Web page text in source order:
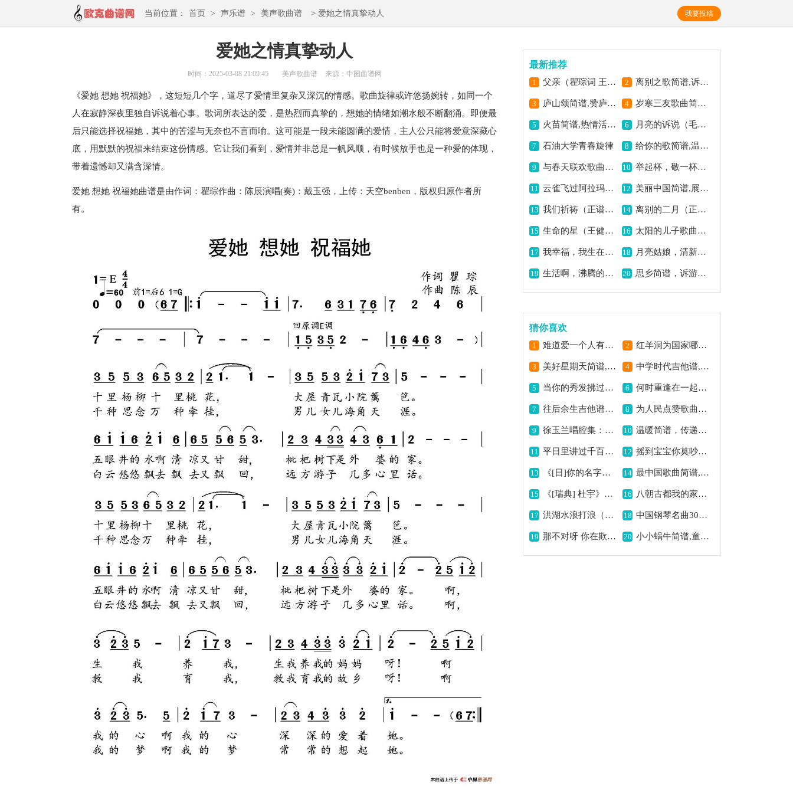
当前位置： 首页 > 声乐谱 > 美声歌曲谱 > 爱她之情真挚动人 我要投稿
爱她之情真挚动人
时间：2025-03-08 21:09:45 美声歌曲谱 来源：中国曲谱网
《爱她 想她 祝福她》，这短短几个字，道尽了爱情里复杂又深沉的情感。歌曲旋律或许悠扬婉转，如同一个
人在寂静深夜里独自诉说着心事。歌词所表达的爱，是热烈而真挚的，想她的情绪如潮水般不断翻涌。即便最
后只能选择祝福她，其中的苦涩与无奈也不言而喻。这可能是一段未能圆满的爱情，主人公只能将爱意深藏心
底，用默默的祝福来结束这份情感。它让我们看到，爱情并非总是一帆风顺，有时候放手也是一种爱的体现，
带着遗憾却又满含深情。
爱她 想她 祝福她曲谱是由作词：瞿琮作曲：陈辰演唱(奏)：戴玉强，上传：天空benben，版权归原作者所
有。
最新推荐
1 父亲（瞿琮词 王胜利曲）歌曲简谱,诠释深沉父爱 2 离别之歌简谱,诉屈原离愁
3 庐山颂简谱,赞庐山之壮美 4 岁寒三友歌曲简谱,展现高洁意境
5 火苗简谱,热情活力之曲 6 月亮的诉说（毛世华词 周思阳曲）歌曲简谱,倾诉月色之情怀
7 石油大学青春旋律 8 给你的歌简谱,温暖情谊之曲
9 与春天联欢歌曲简谱,畅享春日欢歌 10 举起杯，敬一杯歌曲简谱,举杯敬情意难忘
11 云雀飞过阿拉玛力歌曲简谱,展现草原灵动之美 12 美丽中国简谱,展现山河之美
13 我们祈祷（正谱）歌曲简谱,传递美好祈愿 14 离别的二月（正谱）歌曲简谱,诉说离别之哀愁
15 生命的星（王健词 徐肇基曲、正谱）歌曲简谱,闪耀生命之光 16 太阳的儿子歌曲简谱,歌颂阳光力量
17 我幸福，我生在中国（正谱）歌曲简谱,歌颂祖国幸福之感 18 月亮姑娘，清新悠扬之曲
19 生活啊，沸腾的生活歌曲简谱,展现生活的热情 20 思乡简谱，诉游子情
猜你喜欢
1 难道爱一个人有错么（双吉他）吉他谱六线谱,爱之纠结的旋律 2 红羊洞为国家哪何曾半日闲空(京剧红羊洞选段,琴谱)简谱京剧,尽显忠勇豪情
3 美好星期天简谱,畅享惬意时光 4 中学时代吉他谱,追忆青春时光
5 当你的秀发拂过钢枪简谱,展现别样军人柔情 6 何时重逢在一起简谱,饱含相聚期盼
7 往后余生吉他谱六线谱,温暖深情的爱恋之歌 8 为人民点赞歌曲简谱,赞歌颂人民之情
9 徐玉兰唱腔集：钱串落地一声震,展现别样戏曲魅力 10 温暖简谱，传递暖心之意
11 平日里讲过千百遍(年年有余雷老四唱段,琴谱)简谱京剧,表达劝诫之意 12 摇到宝宝你莫吵简谱,摇篮曲的温馨之作
13 《[日]你的名字叫什么》歌曲简谱,一首温暖的日文歌 14 最中国歌曲简谱,展现中国风采
15 《[瑞典] 杜宇》歌曲简谱,独特瑞典风的旋律 16 八朝古都我的家简谱,展现古城风情
17 洪湖水浪打浪（女声二重唱）歌曲简谱,经典红歌韵味浓 18 中国钢琴名曲30首：山丹丹开花红艳艳,经典民歌的别样演绎
19 那不对呀 你在欺骗我呀,揭露欺骗的心声 20 小小蜗牛简谱,童真童趣之歌